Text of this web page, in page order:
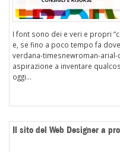
I font sono dei e veri e propri
e, se fino a poco tempo fa
verdana-timesnewroman-
aspirazione a inventare
oggi...
Il sito del Web Designer a